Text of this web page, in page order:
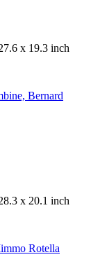
x 19.3 inch
x 20.1 inch